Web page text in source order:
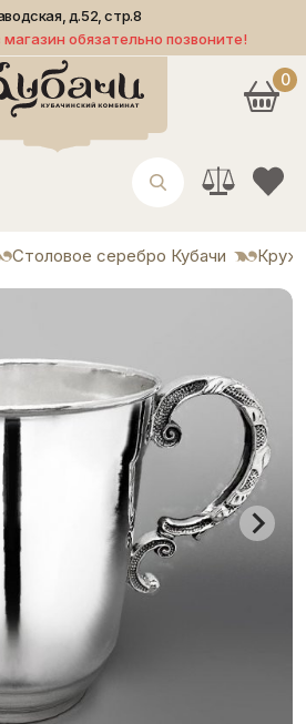
д.52, стр.8
обязательно позвоните!
0
Столовое серебро Кубачи